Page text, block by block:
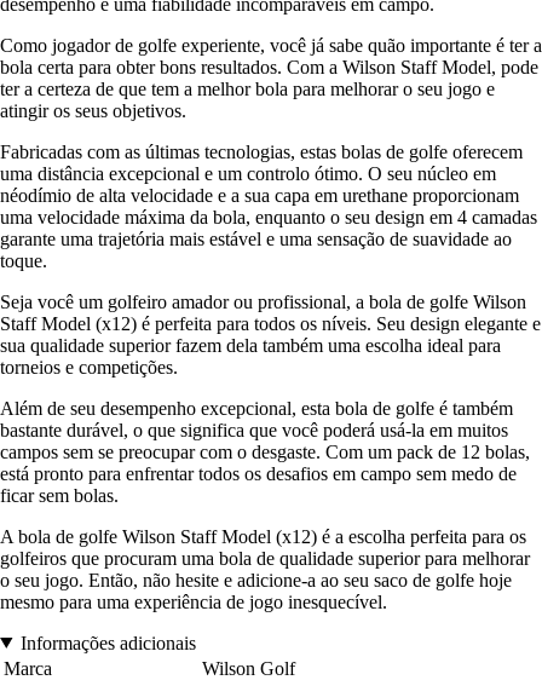
Como jogador de golfe experiente, você já sabe quão importante é ter a
bola certa para obter bons resultados. Com a Wilson Staff Model, pode
ter a certeza de que tem a melhor bola para melhorar o seu jogo e
atingir os seus objetivos.
Fabricadas com as últimas tecnologias, estas bolas de golfe oferecem
uma distância excepcional e um controlo ótimo. O seu núcleo em
néodímio de alta velocidade e a sua capa em urethane proporcionam
uma velocidade máxima da bola, enquanto o seu design em 4 camadas
garante uma trajetória mais estável e uma sensação de suavidade ao
toque.
Seja você um golfeiro amador ou profissional, a bola de golfe Wilson
Staff Model (x12) é perfeita para todos os níveis. Seu design elegante e
sua qualidade superior fazem dela também uma escolha ideal para
torneios e competições.
Além de seu desempenho excepcional, esta bola de golfe é também
bastante durável, o que significa que você poderá usá-la em muitos
campos sem se preocupar com o desgaste. Com um pack de 12 bolas,
está pronto para enfrentar todos os desafios em campo sem medo de
ficar sem bolas.
A bola de golfe Wilson Staff Model (x12) é a escolha perfeita para os
golfeiros que procuram uma bola de qualidade superior para melhorar
o seu jogo. Então, não hesite e adicione-a ao seu saco de golfe hoje
mesmo para uma experiência de jogo inesquecível.
Informações adicionais
Marca
Wilson Golf